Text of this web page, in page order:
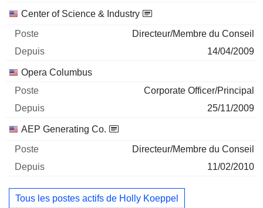
Center of Science & Industry
Directeur/Membre du Conseil
14/04/2009
Opera Columbus
Corporate Officer/Principal
25/11/2009
AEP Generating Co.
Directeur/Membre du Conseil
11/02/2010
Tous les postes actifs de Holly Koeppel